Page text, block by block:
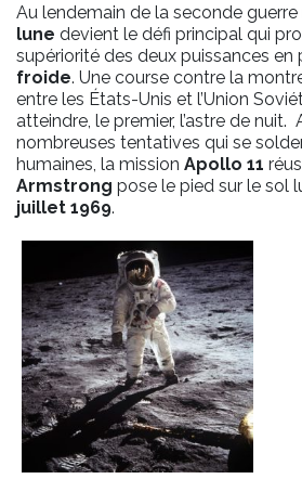
Au lendemain de la seconde guerre
lune devient le défi principal qui
supériorité des deux puissances en
froide. Une course contre la
entre les États-Unis et l’Union
atteindre, le premier, l’astre de nuit.
nombreuses tentatives qui se
humaines, la mission Apollo 11
Armstrong pose le pied sur le sol
juillet 1969.